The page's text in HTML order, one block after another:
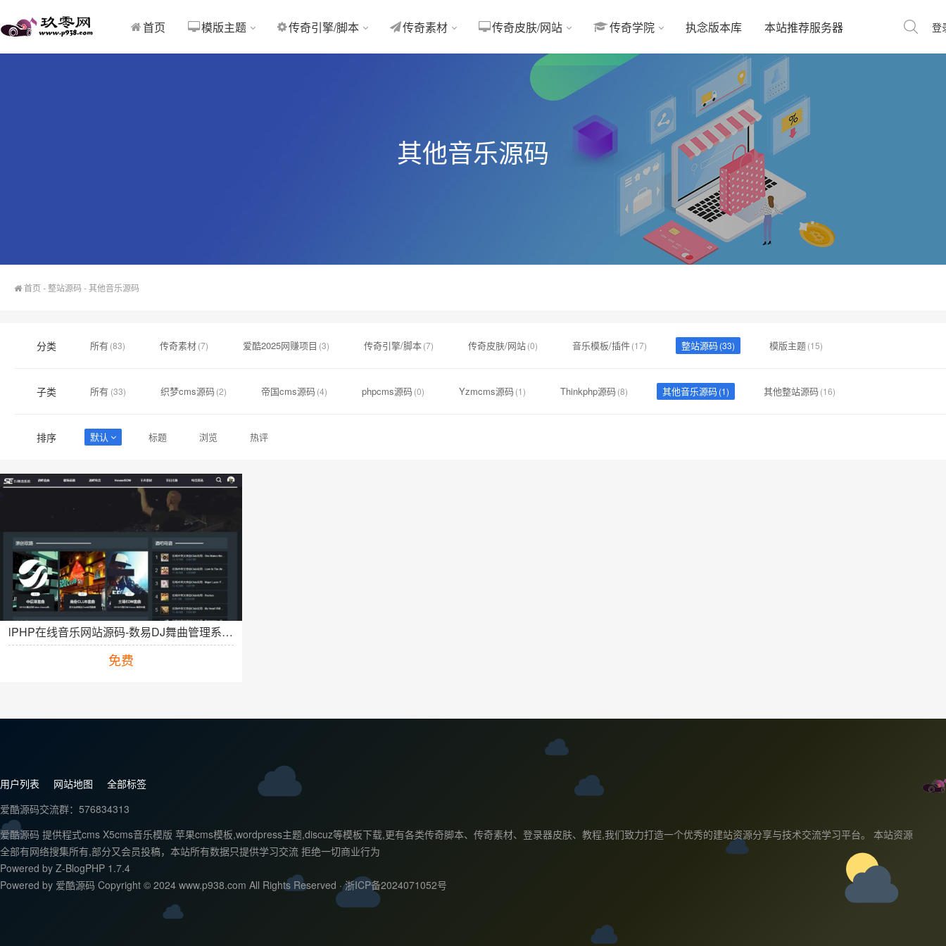
首页 模版主题 传奇引擎/脚本 传奇素材 传奇皮肤/网站 传奇学院 执念版本库 本站推荐服务器 登
其他音乐源码
首页 -整站源码 -其他音乐源码
分类 所有(83) 传奇素材(7) 爱酷2025网赚项目 (3) 传奇引擎/脚本(7) 传奇皮肤/网站(0) 音乐模板/插件(17) 整站源码(33) 模版主题(15)
子类 所有 (33) 织梦cms源码(2) 帝国cms源码(4) phpcms源码(0) Yzmcms源码(1) Thinkphp源码(8) 其他音乐源码(1) 其他整站源码(16)
排序 默认 标题 浏览 热评
lPHP在线音乐网站源码-数易DJ舞曲管理系统免费下载
免费
用户列表 网站地图
全部标签
爱酷源码交流群：576834313
爱酷源码 提供程式cms X5cms音乐模版 苹果cms模板,wordpress主题,discuz等模板下载,更有各类传奇脚本、传奇素材、登录器皮肤、教程,我们致力打造一个优秀的建站资源分享与技术交流学习平台。 本站资源
全部有网络搜集所有,部分又会员投稿，本站所有数据只提供学习交流 拒绝一切商业行为
Powered by Z-BlogPHP 1.7.4
Powered by 爱酷源码 Copyright © 2024 www.p938.com All Rights Reserved ·浙ICP备2024071052号